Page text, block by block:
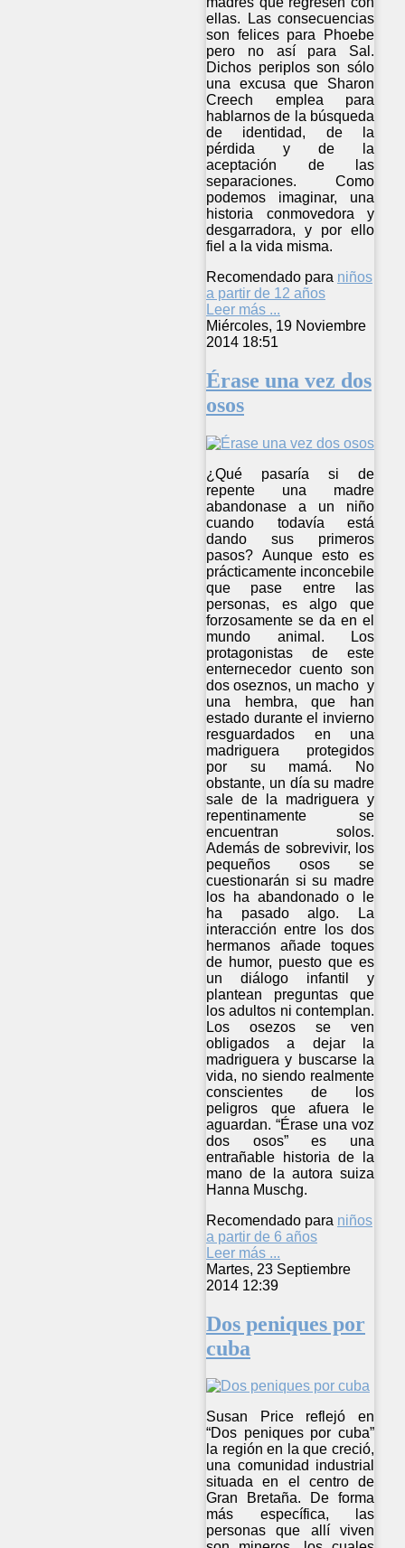
ellas. Las consecuencias
son felices para Phoebe
pero no así para Sal.
Dichos periplos son sólo
una excusa que Sharon
Creech emplea para
hablarnos de la búsqueda
de identidad, de la
pérdida y de la
aceptación de las
separaciones. Como
podemos imaginar, una
historia conmovedora y
desgarradora, y por ello
fiel a la vida misma.
Recomendado para niños
a partir de 12 años
Leer más ...
Miércoles, 19 Noviembre
2014 18:51
Érase una vez dos
osos
¿Qué pasaría si de
repente una madre
abandonase a un niño
cuando todavía está
dando sus primeros
pasos? Aunque esto es
prácticamente inconcebile
que pase entre las
personas, es algo que
forzosamente se da en el
mundo animal. Los
protagonistas de este
enternecedor cuento son
dos oseznos, un macho y
una hembra, que han
estado durante el invierno
resguardados en una
madriguera protegidos
por su mamá. No
obstante, un día su madre
sale de la madriguera y
repentinamente se
encuentran solos.
Además de sobrevivir, los
pequeños osos se
cuestionarán si su madre
los ha abandonado o le
ha pasado algo. La
interacción entre los dos
hermanos añade toques
de humor, puesto que es
un diálogo infantil y
plantean preguntas que
los adultos ni contemplan.
Los osezos se ven
obligados a dejar la
madriguera y buscarse la
vida, no siendo realmente
conscientes de los
peligros que afuera le
aguardan. “Érase una voz
dos osos” es una
entrañable historia de la
mano de la autora suiza
Hanna Muschg.
Recomendado para niños
a partir de 6 años
Leer más ...
Martes, 23 Septiembre
2014 12:39
Dos peniques por
cuba
Susan Price reflejó en
“Dos peniques por cuba”
la región en la que creció,
una comunidad industrial
situada en el centro de
Gran Bretaña. De forma
más específica, las
personas que allí viven